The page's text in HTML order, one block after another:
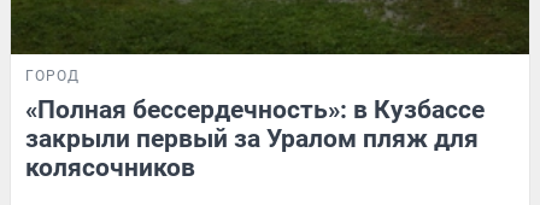
ГОРОД
«Полная бессердечность»: в Кузбассе
закрыли первый за Уралом пляж для
колясочников